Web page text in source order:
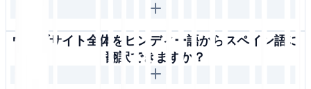
ウェブサイト全体をヒンディー語からスペイン語に
翻訳できますか？